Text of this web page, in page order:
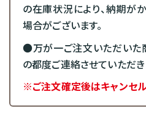
の在庫状況により、納期が
場合がございます。
●万が一ご注文いただいた
の都度ご連絡させていただき
※ご注文確定後はキャンセル